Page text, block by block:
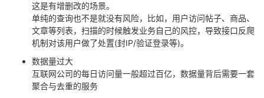
这是有增删改的场景。
单纯的查询也不是就没有风险，比如，用户访问帖子、商品、
文章等列表，扫描的时候触发业务自己的风控，导致接口反爬
机制对该用户做了处置(封IP/验证登录等)。
数据量过大
互联网公司的每日访问量一般超过百亿，数据量背后需要一套
聚合与去重的服务